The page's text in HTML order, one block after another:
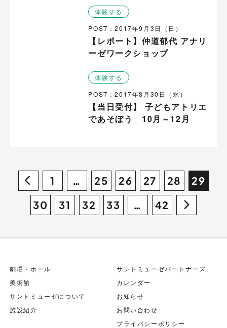
る！ワークショップ
体験する
POST：2017年9月3日（日）
【レポート】仲道郁代 アナリ
ーゼワークショップ
体験する
POST：2017年8月30日（水）
【当日受付】 子どもアトリエ
であそぼう 10月～12月
1 … 25 26 27 28
29
30
31 32 33 … 42
劇場・ホール
美術館
サントミューゼについて
施設紹介
サントミューゼパートナーズ
カレンダー
お知らせ
お問い合わせ
プライバシーポリシー